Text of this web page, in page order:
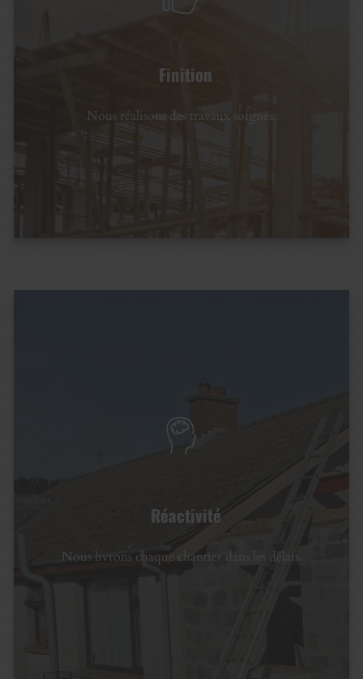
Finition
Nous réalisons des travaux soignés.
Réactivité
Nous livrons chaque chantier dans les délais.